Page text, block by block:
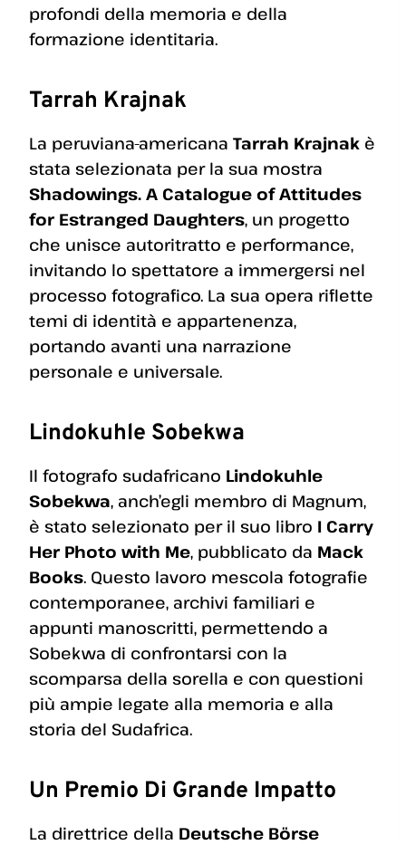
profondi della memoria e della
formazione identitaria.
Tarrah Krajnak
La peruviana-americana Tarrah Krajnak è
stata selezionata per la sua mostra
Shadowings. A Catalogue of Attitudes
for Estranged Daughters, un progetto
che unisce autoritratto e performance,
invitando lo spettatore a immergersi nel
processo fotografico. La sua opera riflette
temi di identità e appartenenza,
portando avanti una narrazione
personale e universale.
Lindokuhle Sobekwa
Il fotografo sudafricano Lindokuhle
Sobekwa, anch’egli membro di Magnum,
è stato selezionato per il suo libro I Carry
Her Photo with Me, pubblicato da Mack
Books. Questo lavoro mescola fotografie
contemporanee, archivi familiari e
appunti manoscritti, permettendo a
Sobekwa di confrontarsi con la
scomparsa della sorella e con questioni
più ampie legate alla memoria e alla
storia del Sudafrica.
Un Premio Di Grande Impatto
La direttrice della Deutsche Börse